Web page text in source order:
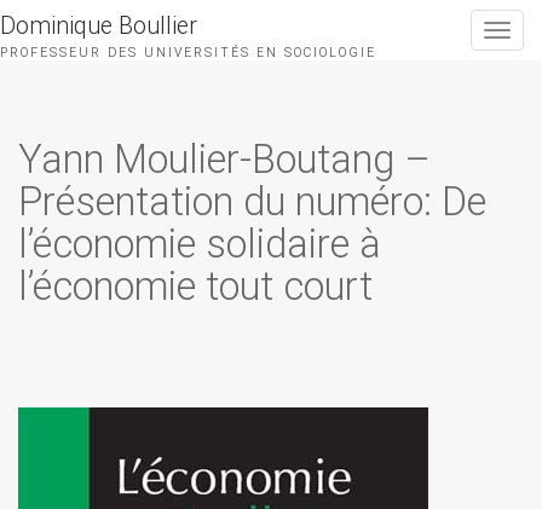
Toggle
Dominique Boullier
PROFESSEUR DES UNIVERSITÉS EN SOCIOLOGIE
Yann Moulier-Boutang –
Présentation du numéro: De
l’économie solidaire à
l’économie tout court